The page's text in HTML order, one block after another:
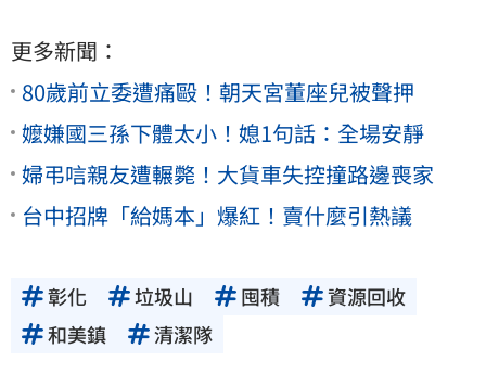
更多新聞：
80歲前立委遭痛毆！朝天宮董座兒被聲押
嬤嫌國三孫下體太小！媳1句話：全場安靜
婦弔唁親友遭輾斃！大貨車失控撞路邊喪家
台中招牌「給媽本」爆紅！賣什麼引熱議
彰化 垃圾山 囤積
資源回收
和美鎮
清潔隊